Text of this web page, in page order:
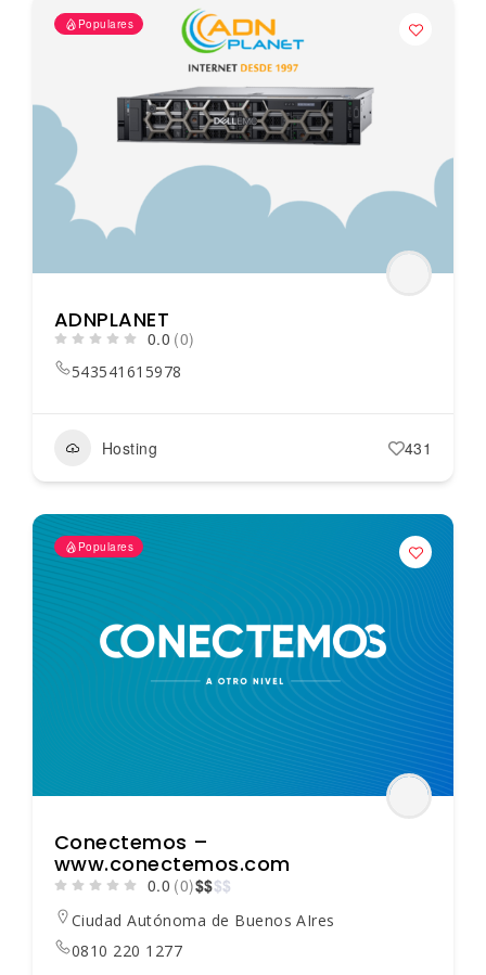
Populares
ADNPLANET
0.0 (0)
543541615978
Hosting 431
Populares
Conectemos –
www.conectemos.com
0.0 (0)$$$$
Ciudad Autónoma de Buenos AIres
0810 220 1277